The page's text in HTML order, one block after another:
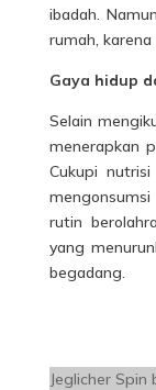
ibadah.
rumah,
Gaya hidup
Selain
menerapkan
Cukupi
rutin
yang
begadang.
Jeglicher